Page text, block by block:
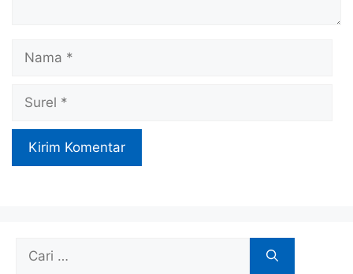
Nama
Surel
Cari